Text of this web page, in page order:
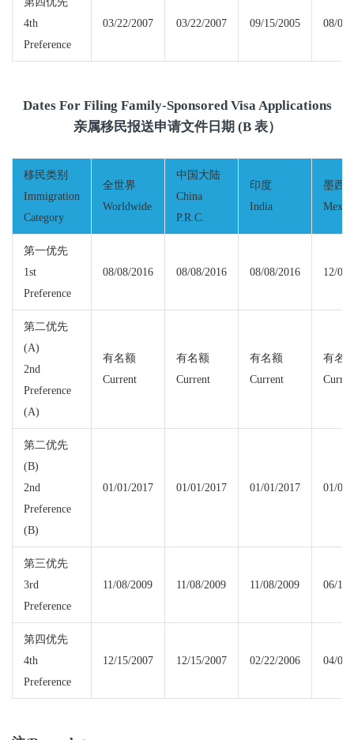
4th
Preference
03/22/2007 03/22/2007 09/15/2005 08/01/
Dates For Filing Family-Sponsored Visa Applications
亲属移民报送申请文件日期 (B 表）
移民类别
Immigration
Category
全世界
Worldwide
中国大陆
China
P.R.C.
印度
India
墨西
第一优先
1st
Preference
08/08/2016 08/08/2016 08/08/2016 12/01/
第二优先
(A)
2nd
Preference
(A)
有名额
Current
有名额
Current
有名额
Current
有名
第二优先
(B)
2nd
Preference
(B)
01/01/2017 01/01/2017 01/01/2017 01/01/
第三优先
3rd
Preference
11/08/2009 11/08/2009 11/08/2009 06/15/
第四优先
4th
Preference
12/15/2007 12/15/2007 02/22/2006 04/01/